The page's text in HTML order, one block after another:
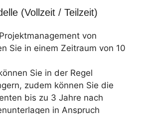
(Vollzeit / Teilzeit)
von
Sie in einem Zeitraum von 10
Sie in der Regel
zudem können Sie die
bis zu 3 Jahre nach
in Anspruch